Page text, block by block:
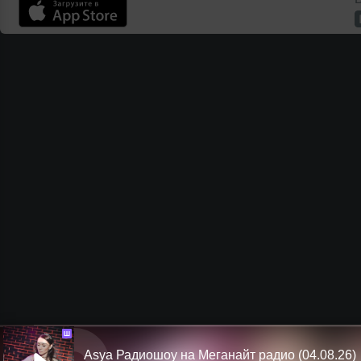
Ш
Asya Радиошоу на Меганайт радио (04.08.26)